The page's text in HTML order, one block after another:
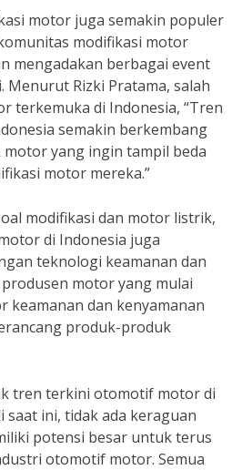
motor juga semakin populer
modifikasi motor
mengadakan berbagai event
Menurut Rizki Pratama, salah
terkemuka di Indonesia, “Tren
semakin berkembang
motor yang ingin tampil beda
motor mereka.”
modifikasi dan motor listrik,
di Indonesia juga
teknologi keamanan dan
motor yang mulai
keamanan dan kenyamanan
produk-produk
tren terkini otomotif motor di
saat ini, tidak ada keraguan
potensi besar untuk terus
otomotif motor. Semua